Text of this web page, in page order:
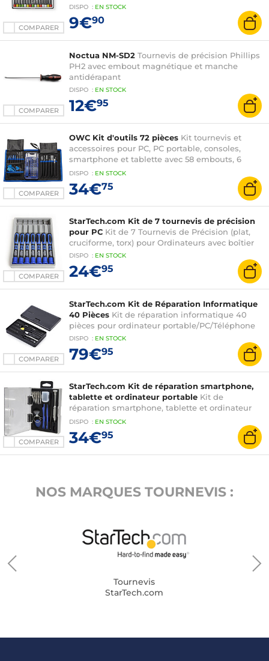
COMPARER
DISPO : EN STOCK
9€90
COMPARER
Noctua NM-SD2 Tournevis de précision Phillips
PH2 avec embout magnétique et manche
antidérapant
DISPO : EN STOCK
12€95
COMPARER
OWC Kit d'outils 72 pièces Kit tournevis et
accessoires pour PC, PC portable, consoles,
smartphone et tablette avec 58 embouts, 6
embouts tourne-écrous, outils d'ouverture,
ventouse pour écran, médiator et cutter
DISPO : EN STOCK
34€75
COMPARER
StarTech.com Kit de 7 tournevis de précision
pour PC Kit de 7 Tournevis de Précision (plat,
cruciforme, torx) pour Ordinateurs avec boîtier
DISPO : EN STOCK
24€95
COMPARER
StarTech.com Kit de Réparation Informatique
40 Pièces Kit de réparation informatique 40
pièces pour ordinateur portable/PC/Téléphone
DISPO : EN STOCK
79€95
COMPARER
StarTech.com Kit de réparation smartphone,
tablette et ordinateur portable Kit de
réparation smartphone, tablette et ordinateur
portable avec boîtier de rangement
DISPO : EN STOCK
34€95
NOS MARQUES TOURNEVIS :
Tournevis
StarTech.com